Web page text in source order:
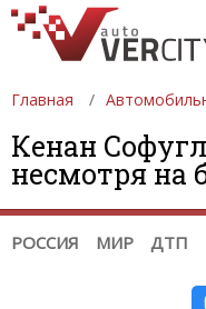
Главная
Кенан
несмотря на
РОССИЯ МИР ДТП
ФОРМУЛА 2
ERC
РАЛЛИ-
TRC INTERNATIONAL
MOTO3
WSBK